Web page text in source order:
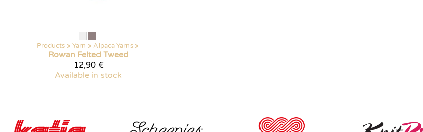
Products ‪» Yarn ‪» Alpaca Yarns ‪»
Rowan Felted Tweed
12,90 €
Available in stock